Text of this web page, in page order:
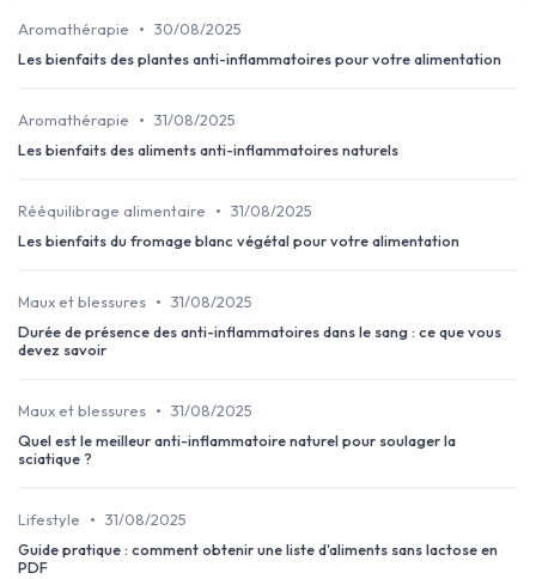
Aromathérapie • 30/08/2025
Les bienfaits des plantes anti-inflammatoires pour votre alimentation
Aromathérapie • 31/08/2025
Les bienfaits des aliments anti-inflammatoires naturels
Rééquilibrage alimentaire • 31/08/2025
Les bienfaits du fromage blanc végétal pour votre alimentation
Maux et blessures • 31/08/2025
Durée de présence des anti-inflammatoires dans le sang : ce que vous
devez savoir
Maux et blessures • 31/08/2025
Quel est le meilleur anti-inflammatoire naturel pour soulager la
sciatique ?
Lifestyle • 31/08/2025
Guide pratique : comment obtenir une liste d'aliments sans lactose en
PDF